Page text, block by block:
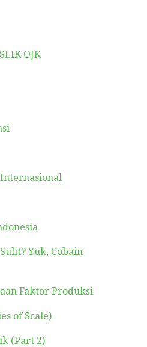
OJK
Yuk, Cobain
Faktor Produksi
of Scale)
(Part 2)